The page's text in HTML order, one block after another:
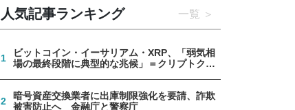
人気記事ランキング 一覧
1
ビットコイン・イーサリアム・XRP、「弱気相
場の最終段階に典型的な兆候」＝クリプトクア
2
暗号資産交換業者に出庫制限強化を要請、詐欺
被害防止へ 金融庁と警察庁